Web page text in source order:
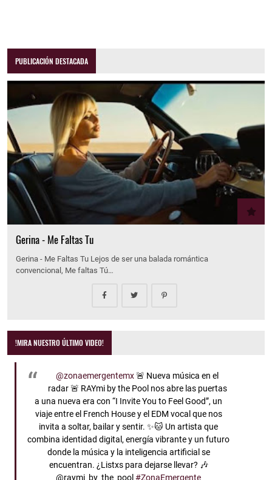
PUBLICACIÓN DESTACADA
Gerina - Me Faltas Tu
Gerina - Me Faltas Tu Lejos de ser una balada romántica
convencional, Me faltas Tú…
!MIRA NUESTRO ÚLTIMO VIDEO!
@zonaemergentemx🚨 Nueva música en el
radar 🚨 RAYmi by the Pool nos abre las puertas
a una nueva era con “I Invite You to Feel Good”, un
viaje entre el French House y el EDM vocal que nos
invita a soltar, bailar y sentir. ✨🐱 Un artista que
combina identidad digital, energía vibrante y un futuro
donde la música y la inteligencia artificial se
encuentran. ¿Listxs para dejarse llevar? 🎶